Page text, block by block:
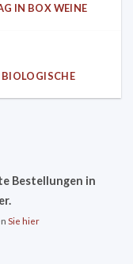
IN BOX WEINE
BIOLOGISCHE
Bestellungen in
Sie hier